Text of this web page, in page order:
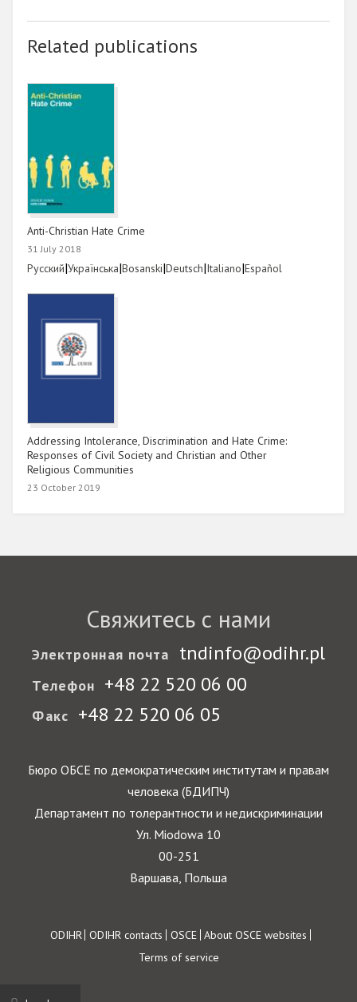
Related publications
Anti-Christian Hate Crime
31 July 2018
Link
Русский|Link
Українська|Link
Bosanski|Link
Deutsch|Link
Italiano|Link
Español
Addressing Intolerance, Discrimination and Hate Crime:
Responses of Civil Society and Christian and Other
Religious Communities
23 October 2019
Свяжитесь с нами
Электронная почта tndinfo@odihr.pl
Телефон +48 22 520 06 00
Факс +48 22 520 06 05
Бюро ОБСЕ по демократическим институтам и правам
человека (БДИПЧ)
Департамент по толерантности и недискриминации
Ул. Miodowa 10
00-251
Варшава, Польша
Footer
ODIHR ODIHR contacts OSCE About OSCE websites
Terms of service